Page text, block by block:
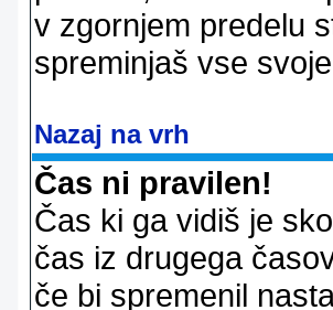
v zgornjem predelu
spreminjaš vse
Nazaj na vrh
Čas ni pravilen!
Čas ki ga vidiš je
čas iz drugega
če bi spremenil